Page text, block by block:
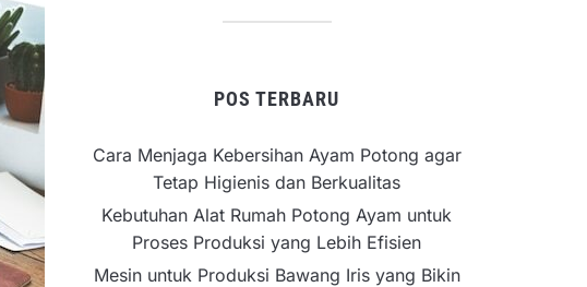
POS TERBARU
Cara Menjaga Kebersihan Ayam Potong agar
Tetap Higienis dan Berkualitas
Kebutuhan Alat Rumah Potong Ayam untuk
Proses Produksi yang Lebih Efisien
Mesin untuk Produksi Bawang Iris yang Bikin